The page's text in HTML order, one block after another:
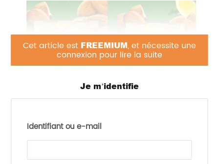
Cet article est FREEMIUM, et nécessite une
connexion pour lire la suite
Je m’identifie
Identifiant ou e-mail
nouvelle charte graphique plus moderne pour
La gamme, composée de deux recettes, saura
séduire petits et grands :
toastée. Idéal pour le petit déjeuner, avec un